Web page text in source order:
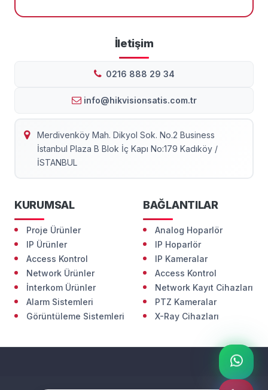
İletişim
0216 888 29 34
info@hikvisionsatis.com.tr
Merdivenköy Mah. Dikyol Sok. No.2 Business
İstanbul Plaza B Blok İç Kapı No:179 Kadıköy /
İSTANBUL
KURUMSAL
Proje Ürünler
IP Ürünler
Access Kontrol
Network Ürünler
İnterkom Ürünler
Alarm Sistemleri
Görüntüleme Sistemleri
BAĞLANTILAR
Analog Hoparlör
IP Hoparlör
IP Kameralar
Access Kontrol
Network Kayıt Cihazları
PTZ Kameralar
X-Ray Cihazları